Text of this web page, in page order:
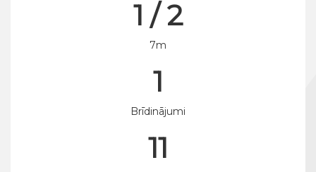
1 / 2
7m
1
Brīdinājumi
11